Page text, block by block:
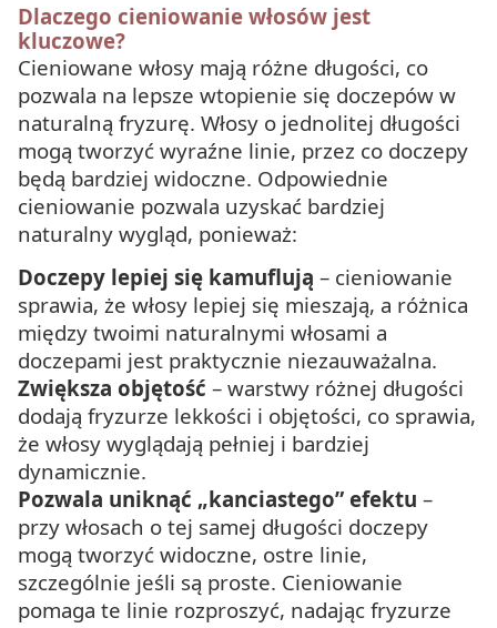
Dlaczego cieniowanie włosów jest
kluczowe?
Cieniowane włosy mają różne długości, co
pozwala na lepsze wtopienie się doczepów w
naturalną fryzurę. Włosy o jednolitej długości
mogą tworzyć wyraźne linie, przez co doczepy
będą bardziej widoczne. Odpowiednie
cieniowanie pozwala uzyskać bardziej
naturalny wygląd, ponieważ:
Doczepy lepiej się kamuflują – cieniowanie
sprawia, że włosy lepiej się mieszają, a różnica
między twoimi naturalnymi włosami a
doczepami jest praktycznie niezauważalna.
Zwiększa objętość – warstwy różnej długości
dodają fryzurze lekkości i objętości, co sprawia,
że włosy wyglądają pełniej i bardziej
dynamicznie.
Pozwala uniknąć „kanciastego” efektu –
przy włosach o tej samej długości doczepy
mogą tworzyć widoczne, ostre linie,
szczególnie jeśli są proste. Cieniowanie
pomaga te linie rozproszyć, nadając fryzurze